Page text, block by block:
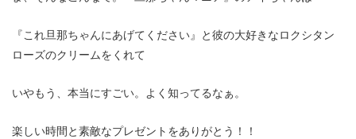
『これ旦那ちゃんにあげてください』と彼の大好きなロクシタン
ローズのクリームをくれて
いやもう、本当にすごい。よく知ってるなぁ。
楽しい時間と素敵なプレゼントをありがとう！！